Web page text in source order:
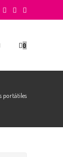
0
portátiles